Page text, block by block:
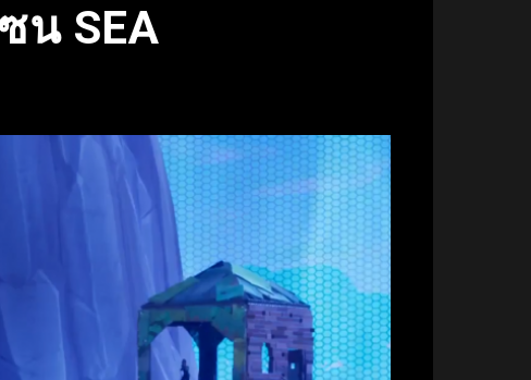
น SEA